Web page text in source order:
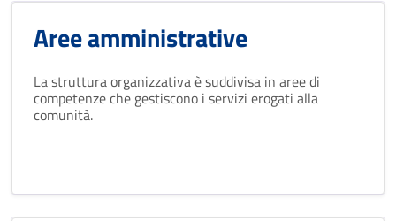
Aree amministrative
La struttura organizzativa è suddivisa in aree di
competenze che gestiscono i servizi erogati alla
comunità.